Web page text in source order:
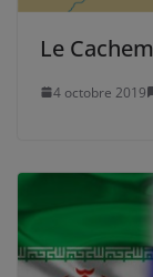
Le
4 octobre 2019